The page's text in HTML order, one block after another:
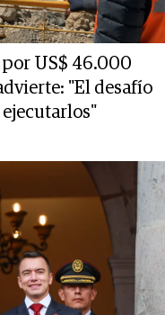
US$ 46.000
"El desafío